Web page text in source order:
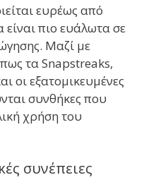
ευρέως από
είναι πιο ευάλωτα σε
Μαζί με
τα Snapstreaks,
οι εξατομικευμένες
συνθήκες που
χρήση του
συνέπειες